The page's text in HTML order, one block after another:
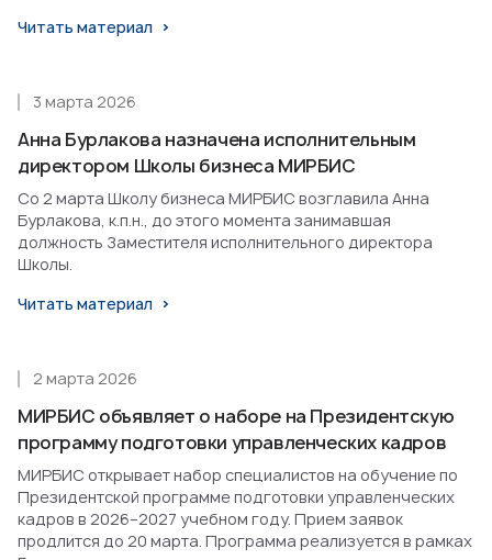
Читать материал
Анна Бурлакова назначена исполнительным
директором Школы бизнеса МИРБИС
3 марта 2026
Со 2 марта Школу бизнеса МИРБИС возглавила Анна
Бурлакова, к.п.н., до этого момента занимавшая
должность Заместителя исполнительного директора
Школы.
Читать материал
МИРБИС объявляет о наборе на Президентскую
программу подготовки управленческих кадров
2 марта 2026
МИРБИС открывает набор специалистов на обучение по
Президентской программе подготовки управленческих
кадров в 2026–2027 учебном году. Прием заявок
продлится до 20 марта. Программа реализуется в рамках